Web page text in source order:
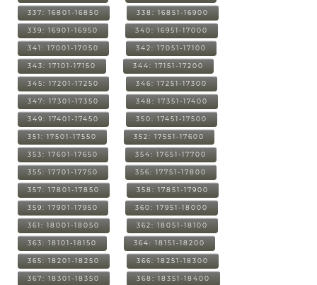
337: 16801-16850 338: 16851-16900
339: 16901-16950 340: 16951-17000
341: 17001-17050 342: 17051-17100
343: 17101-17150 344: 17151-17200
345: 17201-17250 346: 17251-17300
347: 17301-17350 348: 17351-17400
349: 17401-17450 350: 17451-17500
351: 17501-17550 352: 17551-17600
353: 17601-17650 354: 17651-17700
355: 17701-17750 356: 17751-17800
357: 17801-17850 358: 17851-17900
359: 17901-17950 360: 17951-18000
361: 18001-18050 362: 18051-18100
363: 18101-18150 364: 18151-18200
365: 18201-18250 366: 18251-18300
367: 18301-18350 368: 18351-18400